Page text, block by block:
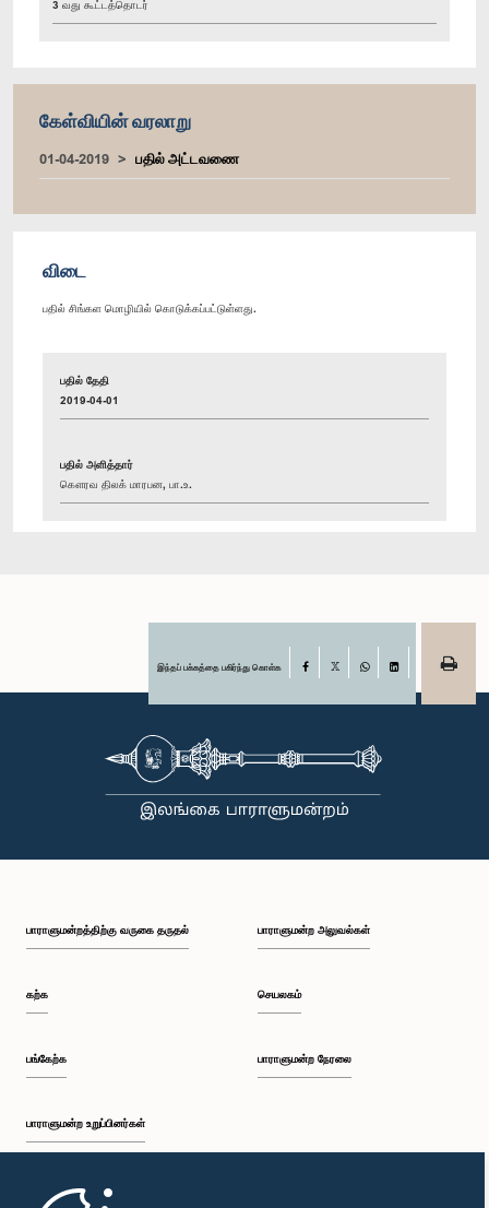
3 வது கூட்டத்தொடர்
கேள்வியின் வரலாறு
01-04-2019 பதில் அட்டவணை
விடை
பதில் சிங்கள மொழியில் கொடுக்கப்பட்டுள்ளது.
பதில் தேதி
2019-04-01
பதில் அளித்தார்
கௌரவ திலக் மாரபன, பா.உ.
இந்தப் பக்கத்தை பகிர்ந்து கொள்க Facebook
பாராளுமன்றத்திற்கு வருகை தருதல்
கற்க
பங்கேற்க
பாராளுமன்ற உறுப்பினர்கள்
முதற்பக்கம்
பாராளுமன்ற அலுவல்கள்
செயலகம்
பாராளுமன்ற நேரலை